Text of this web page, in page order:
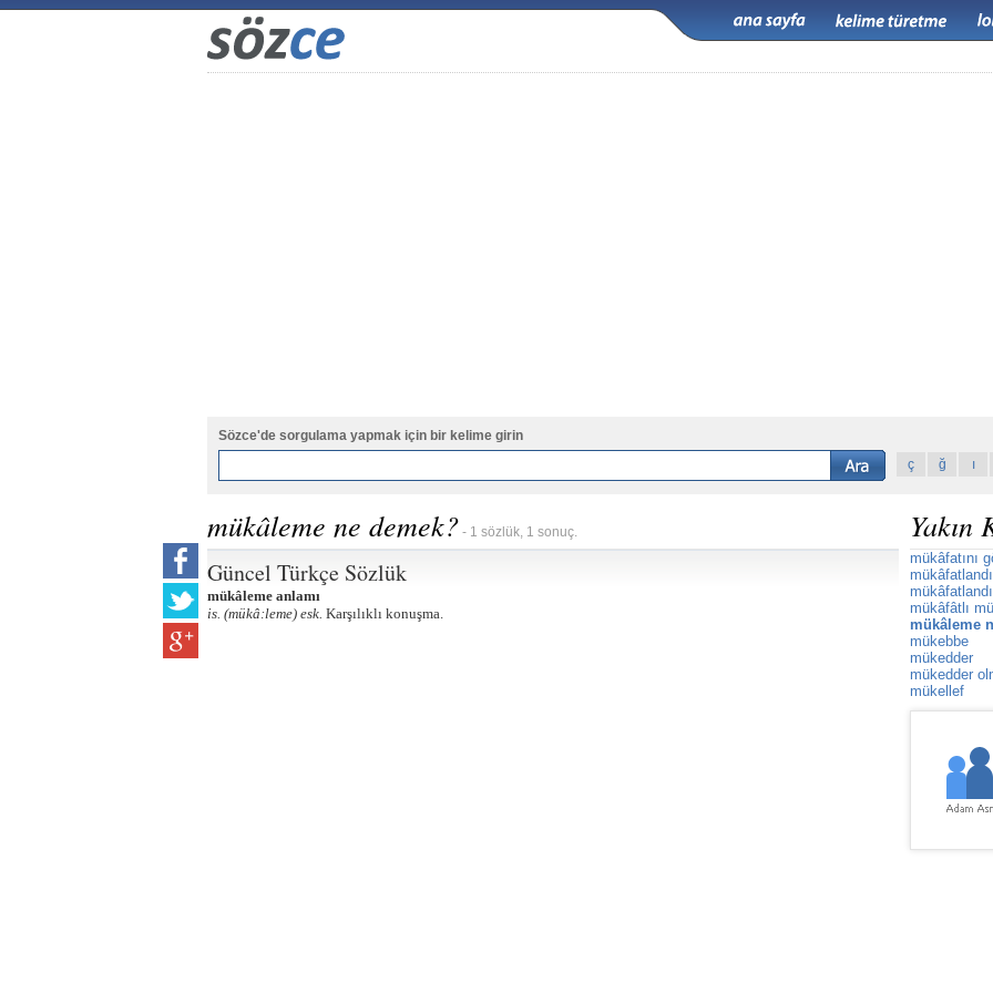
Sözce'de sorgulama yapmak için bir kelime girin
ç
ğ ı
mükâleme ne demek? - 1 sözlük, 1 sonuç.
Güncel Türkçe Sözlük
mükâleme anlamı
is. (mükâ:leme) esk. Karşılıklı konuşma.
Yakın
mükâfatını
mükâfâtlı
mükâleme
mükebbe
mükedder
mükedder
mükellef